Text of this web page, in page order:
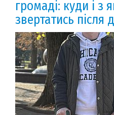
громаді: куди і з
звертатись після